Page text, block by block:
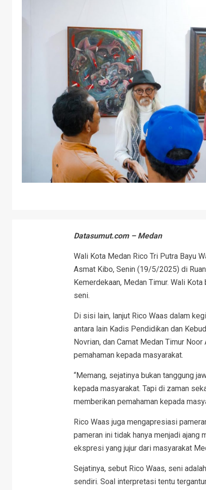
Datasumut.com – Medan
Wali Kota Medan Rico Tri Putra Bayu
Asmat Kibo, Senin (19/5/2025) di
Kemerdekaan, Medan Timur. Wali
seni.
Di sisi lain, lanjut Rico Waas dalam
antara lain Kadis Pendidikan dan
Novrian, dan Camat Medan Timur
pemahaman kepada masyarakat.
“Memang, sejatinya bukan tanggung
kepada masyarakat. Tapi di zaman
memberikan pemahaman kepada
Rico Waas juga mengapresiasi
pameran ini tidak hanya menjadi ajang
ekspresi yang jujur dari masyarakat
Sejatinya, sebut Rico Waas, seni
sendiri. Soal interpretasi tentu